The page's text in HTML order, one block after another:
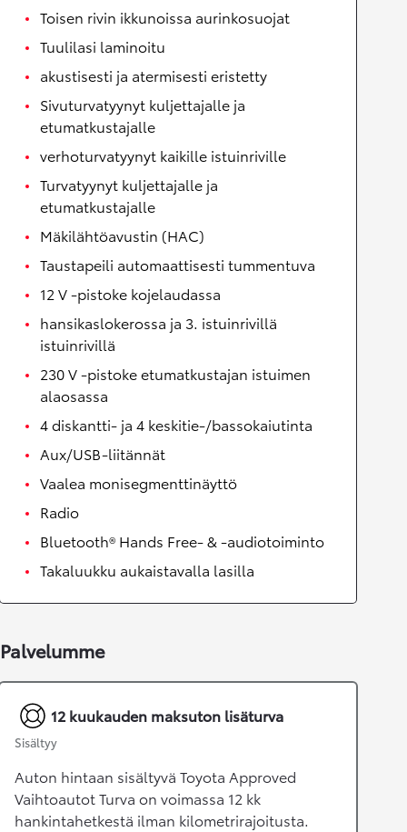
Toisen rivin ikkunoissa aurinkosuojat
Tuulilasi laminoitu
akustisesti ja atermisesti eristetty
Sivuturvatyynyt kuljettajalle ja
etumatkustajalle
verhoturvatyynyt kaikille istuinriville
Turvatyynyt kuljettajalle ja
etumatkustajalle
Mäkilähtöavustin (HAC)
Taustapeili automaattisesti tummentuva
12 V -pistoke kojelaudassa
hansikaslokerossa ja 3. istuinrivillä
istuinrivillä
230 V -pistoke etumatkustajan istuimen
alaosassa
4 diskantti- ja 4 keskitie-/bassokaiutinta
Aux/USB-liitännät
Vaalea monisegmenttinäyttö
Radio
Bluetooth® Hands Free- & -audiotoiminto
Takaluukku aukaistavalla lasilla
Palvelumme
12 kuukauden maksuton lisäturva
Sisältyy
Auton hintaan sisältyvä Toyota Approved
Vaihtoautot Turva on voimassa 12 kk
hankintahetkestä ilman kilometrirajoitusta.